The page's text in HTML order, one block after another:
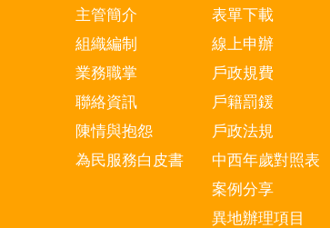
主管簡介
組織編制
業務職掌
聯絡資訊
陳情與抱怨
為民服務白皮書
表單下載
線上申辦
戶政規費
戶籍罰鍰
戶政法規
中西年歲對照表
案例分享
異地辦理項目